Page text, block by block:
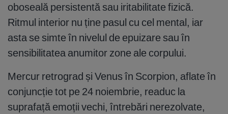
oboseală persistentă sau iritabilitate fizică.
Ritmul interior nu ține pasul cu cel mental, iar
asta se simte în nivelul de epuizare sau în
sensibilitatea anumitor zone ale corpului.
Mercur retrograd și Venus în Scorpion, aflate în
conjuncție tot pe 24 noiembrie, readuc la
suprafață emoții vechi, întrebări nerezolvate,